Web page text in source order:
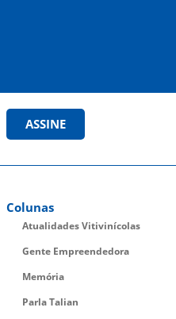
ASSINE
Colunas
Atualidades Vitivinícolas
Gente Empreendedora
Memória
Parla Talian